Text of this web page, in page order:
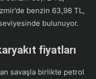
benzin 63,98 TL,
bulunuyor.
fiyatları
savaşla birlikte petrol